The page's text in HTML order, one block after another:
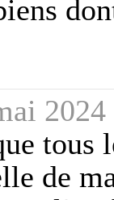
tous
de